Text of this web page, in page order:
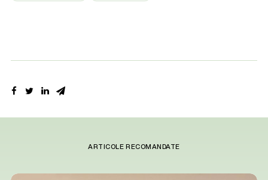
ARTICOLE RECOMANDATE